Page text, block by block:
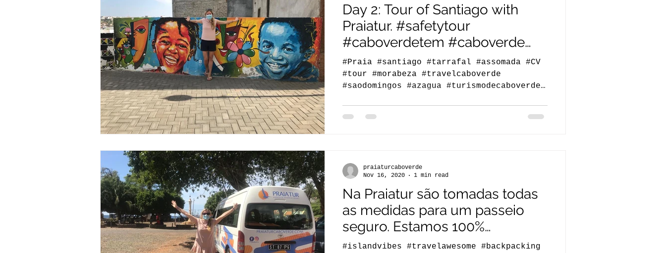
Day 2: Tour of Santiago with
Praiatur. #safetytour
#caboverdetem #caboverde
#covid
#Praia #santiago #tarrafal #assomada #CV
#tour #morabeza #travelcaboverde
#saodomingos #azagua #turismodecaboverde
Na Praiatur são tomadas todas
as medidas para um passeio
seguro. Estamos 100%
preparados.
#islandvibes #travelawesome #backpacking
praiaturcaboverde
Nov 16, 2020
1 min read